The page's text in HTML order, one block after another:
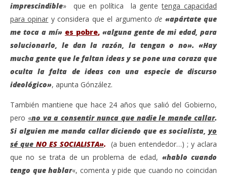
imprescindible» que en política la gentetenga capacidad
para opinar y considera que el argumentode «apártate que
me toca a mí» es pobre, «alguna gente de mi edad, para
solucionarlo, le dan la razón, la tengan o no». «Hay
mucha gente que le faltan ideas y se pone una coraza que
oculta la falta de ideas con una especie de discurso
ideológico», apunta Gónzález.
También mantiene que hace 24 años que salió del Gobierno,
pero «no va a consentir nunca que nadie le mande callar.
Si alguien me manda callar diciendo que es socialista, yo
sé que NO ES SOCIALISTA». (a buen entendedor…) ; y aclara
que no se trata de un problema de edad, «hablo cuando
tengo que hablar«, comenta y pide que cuando no coincidan